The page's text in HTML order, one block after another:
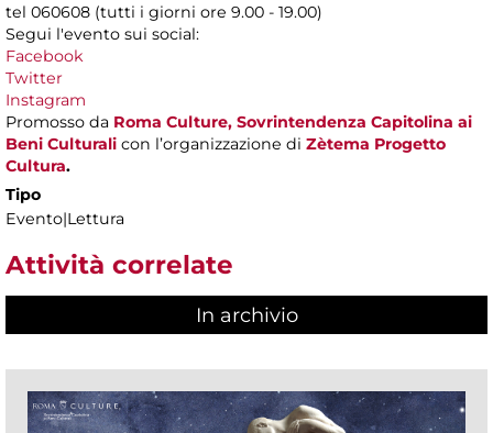
tel 060608 (tutti i giorni ore 9.00 - 19.00)
Segui l'evento sui social:
Facebook
Twitter
Instagram
Promosso da Roma Culture, Sovrintendenza Capitolina ai
Beni Culturali con l’organizzazione di Zètema Progetto
Cultura.
Tipo
Evento|Lettura
Attività correlate
In archivio